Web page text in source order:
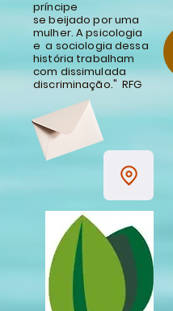
príncipe
se beijado por uma
mulher. A psicologia
ea sociologia dessa
história trabalham
com dissimulada
discriminação." RFG